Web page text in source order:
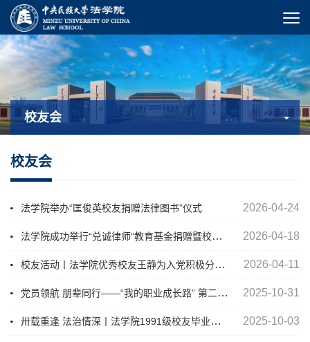
校友会
校友会
法学院举办“匡俊英校友捐赠法律图书”仪式 2026-04-24
法学院成功举行“兑诚律师”教育基金捐赠暨校所战略合作签约仪式 2026-04-18
校友活动丨法学院优秀校友王静为入党积极分子做专题讲座 2026-04-11
党员领航 朋辈同行——“我的职业成长路” 第二期主题交流活动顺利举行 2025-10-31
卅载重逢 法治情深丨法学院1991级校友毕业三十周年返校活动圆满举行 2025-10-03